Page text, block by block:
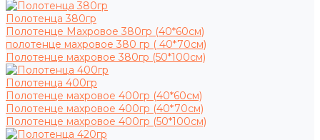
Полотенца 380гр
Полотенце Махровое 380гр (40*60см)
полотенце махровое 380 гр ( 40*70см)
Полотенце махровое 380гр (50*100см)
Полотенца 400гр
Полотенце махровое 400гр (40*60см)
Полотенце махровое 400гр (40*70см)
Полотенце махровое 400гр (50*100см)